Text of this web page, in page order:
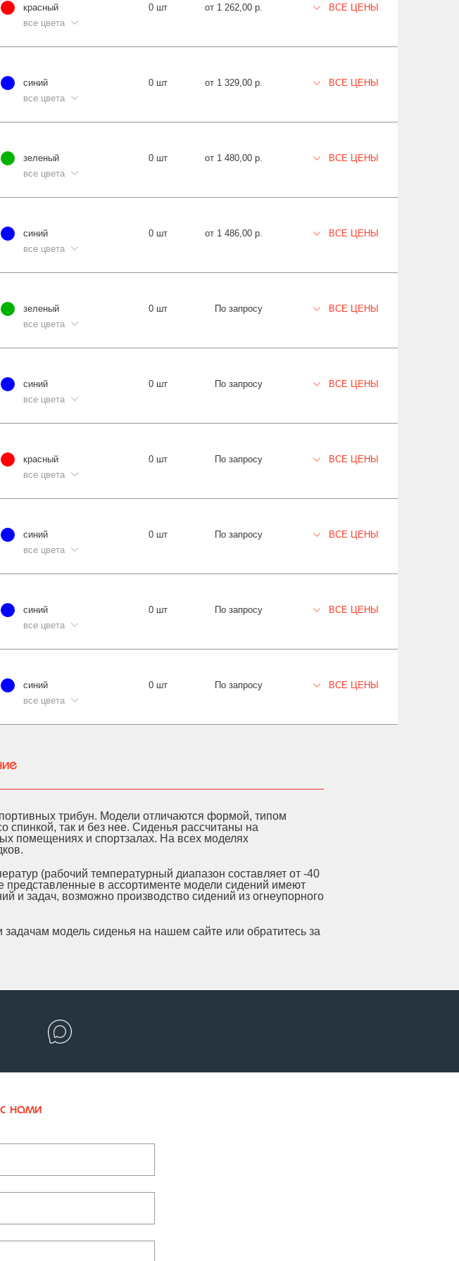
красный
все цвета
0 шт от 1 262,00 р. ВСЕ ЦЕНЫ
синий
все цвета
0 шт от 1 329,00 р. ВСЕ ЦЕНЫ
зеленый
все цвета
0 шт от 1 480,00 р. ВСЕ ЦЕНЫ
синий
все цвета
0 шт от 1 486,00 р. ВСЕ ЦЕНЫ
зеленый
все цвета
0 шт По запросу ВСЕ ЦЕНЫ
синий
все цвета
0 шт По запросу ВСЕ ЦЕНЫ
красный
все цвета
0 шт По запросу ВСЕ ЦЕНЫ
синий
все цвета
0 шт По запросу ВСЕ ЦЕНЫ
синий
все цвета
0 шт По запросу ВСЕ ЦЕНЫ
синий
все цвета
0 шт По запросу ВСЕ ЦЕНЫ
трибун. Модели отличаются формой, типом
спинкой, так и без нее. Сиденья рассчитаны на
помещениях и спортзалах. На всех моделях
(рабочий температурный диапазон составляет от -40
в ассортименте модели сидений имеют
и задач, возможно производство сидений из огнеупорного
модель сиденья на нашем сайте или обратитесь за
нами